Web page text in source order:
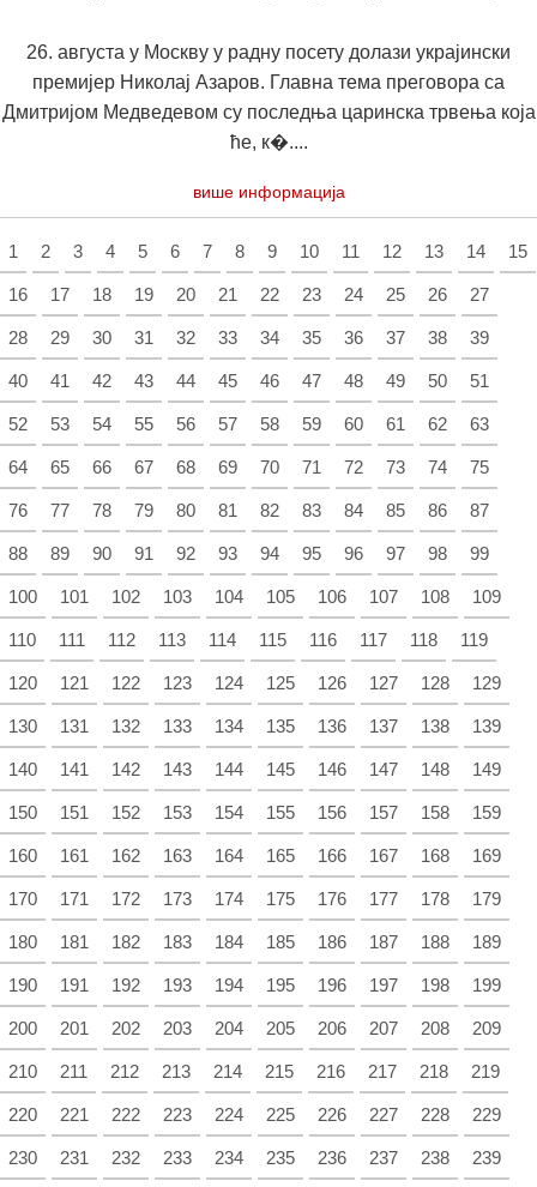
26. августа у Москву у радну посету долази украјински
премијер Николај Азаров. Главна тема преговора са
Дмитријом Медведевом су последња царинска трвења која
ће, к�....
више информација
1 2 3 4 5 6 7 8 9 10 11 12 13 14 15
16 17 18 19 20 21 22 23 24 25 26 27
28 29 30 31 32 33 34 35 36 37 38 39
40 41 42 43 44 45 46 47 48 49 50 51
52 53 54 55 56 57 58 59 60 61 62 63
64 65 66 67 68 69 70 71 72 73 74 75
76 77 78 79 80 81 82 83 84 85 86 87
88 89 90 91 92 93 94 95 96 97 98 99
100 101 102 103 104 105 106 107 108 109
110 111 112 113 114 115 116 117 118 119
120 121 122 123 124 125 126 127 128 129
130 131 132 133 134 135 136 137 138 139
140 141 142 143 144 145 146 147 148 149
150 151 152 153 154 155 156 157 158 159
160 161 162 163 164 165 166 167 168 169
170 171 172 173 174 175 176 177 178 179
180 181 182 183 184 185 186 187 188 189
190 191 192 193 194 195 196 197 198 199
200 201 202 203 204 205 206 207 208 209
210 211 212 213 214 215 216 217 218 219
220 221 222 223 224 225 226 227 228 229
230 231 232 233 234 235 236 237 238 239